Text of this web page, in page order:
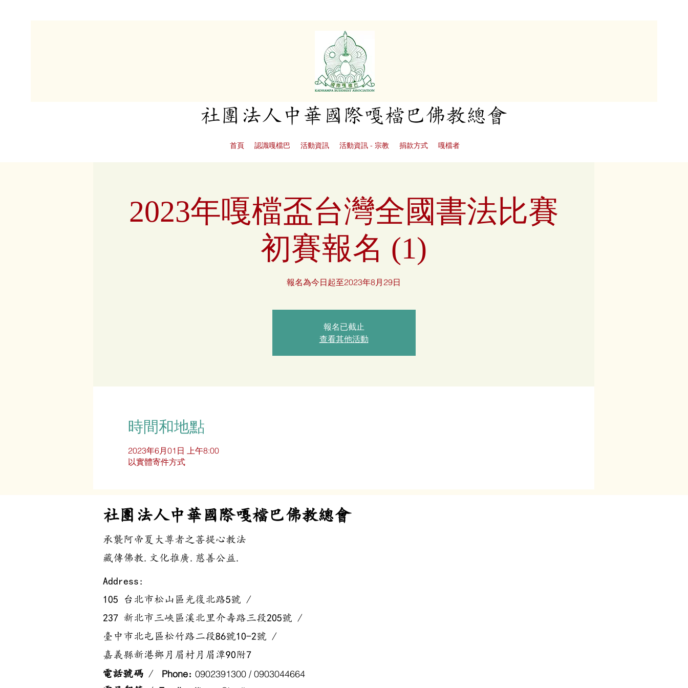
​社團法人中華國際嘎檔巴佛教總會
首頁 認識嘎檔巴 活動資訊 活動資訊 - 宗教 捐款方式 嘎檔者
2023年嘎檔盃台灣全國書法比賽
初賽報名 (1)
報名為今日起至2023年8月29日
報名已截止
查看其他活動
時間和地點
2023年6月01日 上午8:00
以實體寄件方式
​社團法人中華國際嘎檔巴佛教總會
承襲阿帝夏大尊者之菩提心教法
藏傳佛教.文化推廣.慈善公益.​
Address:
105 台北市松山區光復北路5號 /
237 新北市三峽區溪北里介壽路三段205號 /
臺中市北屯區松竹路二段86號10-2號 /
嘉義縣新港鄉月眉村月眉潭90附7
電話號碼 / Phone: 0902391300 / 0903044664